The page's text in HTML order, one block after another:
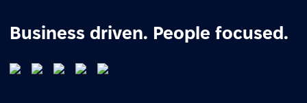
Business driven. People focused.